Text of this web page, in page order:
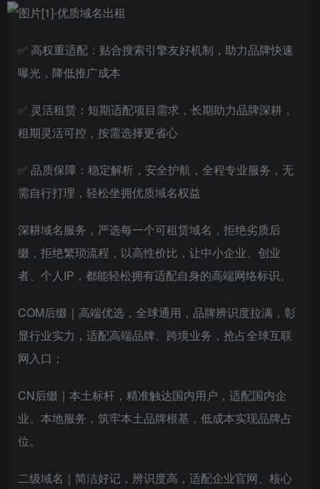
✅ 高权重适配：贴合搜索引擎友好机制，助力品牌快速
曝光，降低推广成本
✅ 灵活租赁：短期适配项目需求，长期助力品牌深耕，
租期灵活可控，按需选择更省心
✅ 品质保障：稳定解析，安全护航，全程专业服务，无
需自行打理，轻松坐拥优质域名权益
深耕域名服务，严选每一个可租赁域名，拒绝劣质后
缀，拒绝繁琐流程，以高性价比，让中小企业、创业
者、个人IP，都能轻松拥有适配自身的高端网络标识。
COM后缀｜高端优选，全球通用，品牌辨识度拉满，彰
显行业实力，适配高端品牌、跨境业务，抢占全球互联
网入口；
CN后缀｜本土标杆，精准触达国内用户，适配国内企
业、本地服务，筑牢本土品牌根基，低成本实现品牌占
位。
二级域名｜简洁好记，辨识度高，适配企业官网、核心